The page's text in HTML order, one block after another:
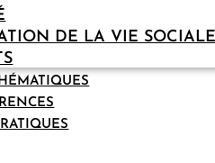
DE LA VIE